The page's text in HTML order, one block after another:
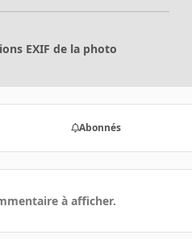
EXIF de la photo
Abonnés
à afficher.